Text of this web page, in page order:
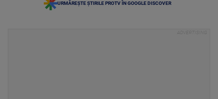
URMĂREȘTE ȘTIRILE PROTV ÎN GOOGLE DISCOVER